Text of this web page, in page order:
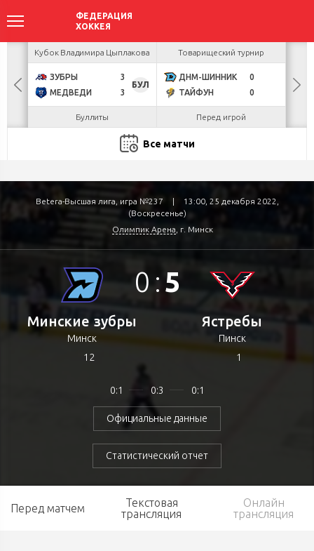
Кубок Владимира Цыплакова
ЗУБРЫ
3
МЕДВЕДИ
3
БУЛ
Буллиты
Товарищеский турнир
ДНМ-ШИННИК
0
ТАЙФУН
0
Перед игрой
Все матчи
Betera-Высшая лига, игра №237 |
13:00, 25 декабря 2022,
(Воскресенье)
Олимпик Арена , г. Минск
Минские зубры
Минск
12
0: 5
0:1 0:3 0:1
Официальные данные
Статистический отчет
Ястребы
Пинск
1
Перед матчем
Текстовая
трансляция
Онлайн
трансляция